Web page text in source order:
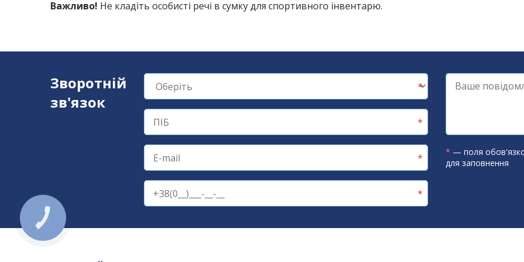
Важливо! Не кладіть особисті речі в сумку для спортивного інвентарю.
Зворотній
зв'язок
* — поля
для заповнення
КНОПКА
ЗВ'ЯЗКУ